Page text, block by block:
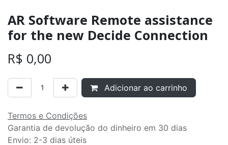
AR Software Remote assistance
for the new Decide Connection
R$ 0,00
Adicionar ao carrinho
Termos e Condições
Garantia de devolução do dinheiro em 30 dias
Envio: 2-3 dias úteis